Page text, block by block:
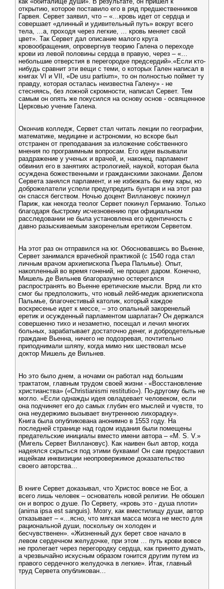
открытию, которое поставило его в ряд предшественников
Гарвея. Сервет заявил, что – «…кровь идет от сердца и
совершает «длинный и удивительный путь» вокруг всего
тела, …а, проходя через легкие, … кровь меняет свой
цвет». Так Сервет дал описание малого круга
кровообращения, опровергнув теорию Галена о переходе
крови из левой половины сердца в правую, через – «…
небольшие отверстия в перегородке предсердий».«Если кто-
нибудь сравнит эти вещи с теми, о которых Гален написал в
книгах VI и VII, «De usu partium», то он полностью поймет ту
правду, которая осталась неизвестна Галену» - не
стесняясь, без ложной скромности, написал Сервет. Тем
самым он опять же покусился на основу основ - освященное
Церковью учение Галена.
Окончив колледж, Сервет стал читать лекции по географии,
математике, медицине и астрономии, но вскоре был
отстранен от преподавания за изложение собственного
мнения по программным вопросам. Его идеи вызывали
раздражение у ученых и врачей, и, наконец, парламент
обвинил его в занятиях астрологией, наукой, которая была
осуждена божественными и гражданскими законами. Делом
Сервета занялся парламент, и не избежать бы ему кары, но
доброжелатели успели предупредить бунтаря и на этот раз
он спасся бегством. Ночью доцент Виллановус покинул
Париж, как некогда теолог Сервет покинул Германию. Только
благодаря быстрому исчезновению при официальном
расследовании не была установлена его идентичность с
давно разыскиваемым закоренелым еретиком Серветом.
На этот раз он отправился на юг. Обосновавшись во Вьенне,
Сервет занимался врачебной практикой (с 1540 года стал
личным врачом архиепископа Пьера Пальмье). Опыт,
накопленный во время гонений, не прошел даром. Конечно,
Мишель де Вильнев благоразумно остерегался
распространять во Вьенне еретические мысли. Вряд ли кто
смог бы предположить, что новый лейб-медик архиепископа
Пальмье, благочестивый католик, который каждое
воскресенье идет к мессе, – это опальный закоренелый
еретик и осужденный парламентом шарлатан? Он держался
совершенно тихо и незаметно, посещал и лечил многих
больных, зарабатывает достаточно денег, и добродетельные
граждане Вьенна, ничего не подозревая, почтительно
приподнимали шляпу, когда мимо них шествовал мсье
доктор Мишель де Вильнев.
Но это было днем, а ночами он работал над большим
трактатом, главным трудом своей жизни - «Восстановление
христианства» («Christianismi restitutio»). По-другому быть не
могло. «Если однажды идея овладевает человеком, если
она подчиняет его до самых глубин его мыслей и чувств, то
она неудержимо вызывает внутреннюю лихорадку».
Книга была опубликована анонимно в 1553 году. На
последней странице над годом издания были помещены
предательские инициалы вместо имени автора – «M. S. V.»
(Мигель Сервет Виллановус). Как наивен был автор, когда
надеялся скрыться под этими буквами! Он сам предоставил
ищейкам инквизиции неопровержимое доказательство
своего авторства…
В книге Сервет доказывал, что Христос вовсе не Бог, а
всего лишь человек – основатель новой религии. Не обошел
он и вопрос о душе. По Сервету, «кровь это - душа плоти»
(anima ipsa est sanguis). Мозгу, как вместилищу души, автор
отказывает – «…ясно, что мягкая масса мозга не место для
рациональной души, поскольку он холоден и
бесчувственен». «Жизненный дух берет свое начало в
левом сердечном желудочке, при этом … путь крови вовсе
не пролегает через перегородку сердца, как принято думать,
а чрезвычайно искусным образом гонится другим путем из
правого сердечного желудочка в легкие». Итак, главный
труд Сервета опубликован…